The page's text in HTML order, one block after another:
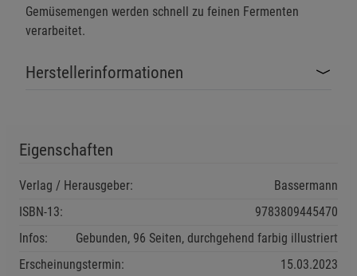
Gemüsemengen werden schnell zu feinen Fermenten
verarbeitet.
Herstellerinformationen
Eigenschaften
Verlag / Herausgeber:
Bassermann
ISBN-13:
9783809445470
Infos:
Gebunden, 96 Seiten, durchgehend farbig illustriert
Erscheinungstermin:
15.03.2023